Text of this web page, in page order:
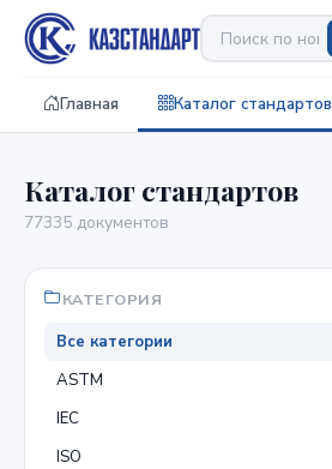
Главная Каталог стандартов
Каталог стандартов
77335 документов
КАТЕГОРИЯ
Все категории
ASTM
IEC
ISO